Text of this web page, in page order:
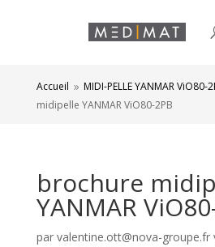
Accueil 9 MIDI-PELLE YANMAR ViO80-
midipelle YANMAR ViO80-2PB
brochure
YANMAR
par valentine.ott@nova-groupe.fr